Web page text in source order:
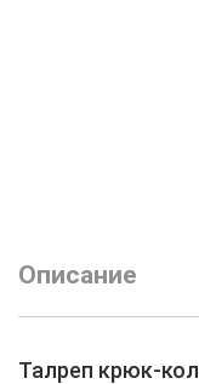
Описание
Талреп крюк-